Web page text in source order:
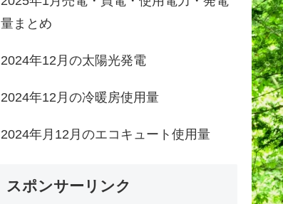
量まとめ
2024年12月の太陽光発電
2024年12月の冷暖房使用量
2024年月12月のエコキュート使用量
スポンサーリンク